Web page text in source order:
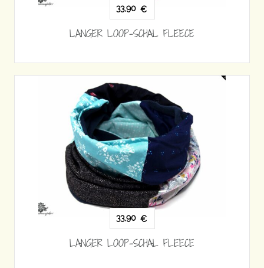
33,90 €
LANGER LOOP-SCHAL FLEECE
33,90 €
LANGER LOOP-SCHAL FLEECE